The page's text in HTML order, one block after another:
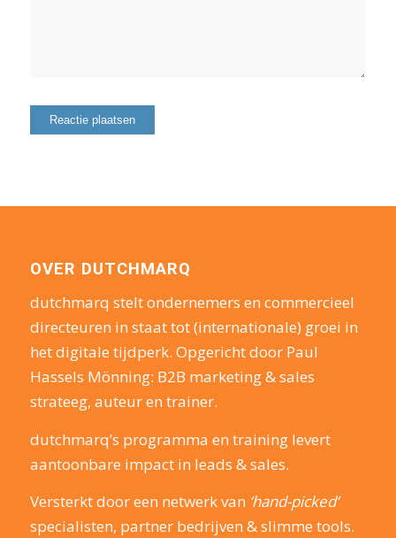
OVER DUTCHMARQ
dutchmarq stelt ondernemers en commercieel
directeuren in staat tot (internationale) groei in
het digitale tijdperk. Opgericht door Paul
Hassels Mönning: B2B marketing & sales
strateeg, auteur en trainer.
dutchmarq’s programma en training levert
aantoonbare impact in leads & sales.
Versterkt door een netwerk van ‘hand-picked’
specialisten, partner bedrijven & slimme tools.